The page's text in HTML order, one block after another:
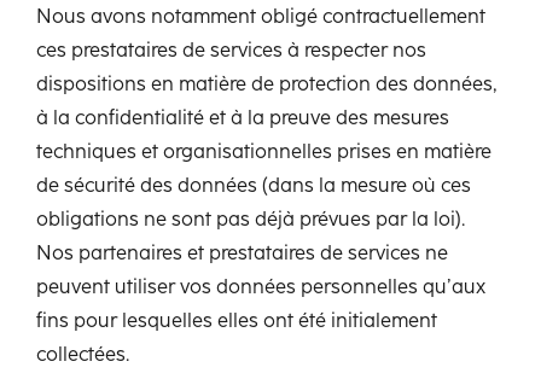
Nous avons notamment obligé contractuellement
ces prestataires de services à respecter nos
dispositions en matière de protection des données,
à la confidentialité et à la preuve des mesures
techniques et organisationnelles prises en matière
de sécurité des données (dans la mesure où ces
obligations ne sont pas déjà prévues par la loi).
Nos partenaires et prestataires de services ne
peuvent utiliser vos données personnelles qu’aux
fins pour lesquelles elles ont été initialement
collectées.